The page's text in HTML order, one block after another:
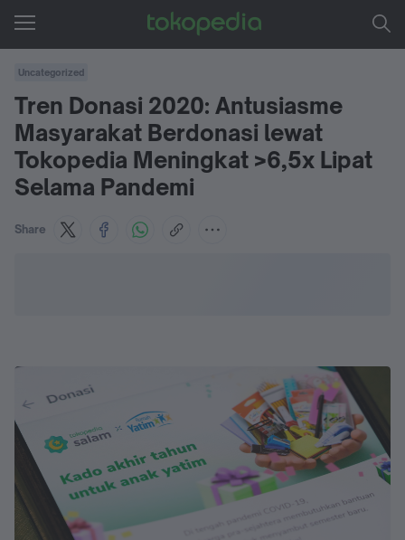
Uncategorized
Tren Donasi 2020: Antusiasme
Masyarakat Berdonasi lewat
Tokopedia Meningkat >6,5x Lipat
Selama Pandemi
Share